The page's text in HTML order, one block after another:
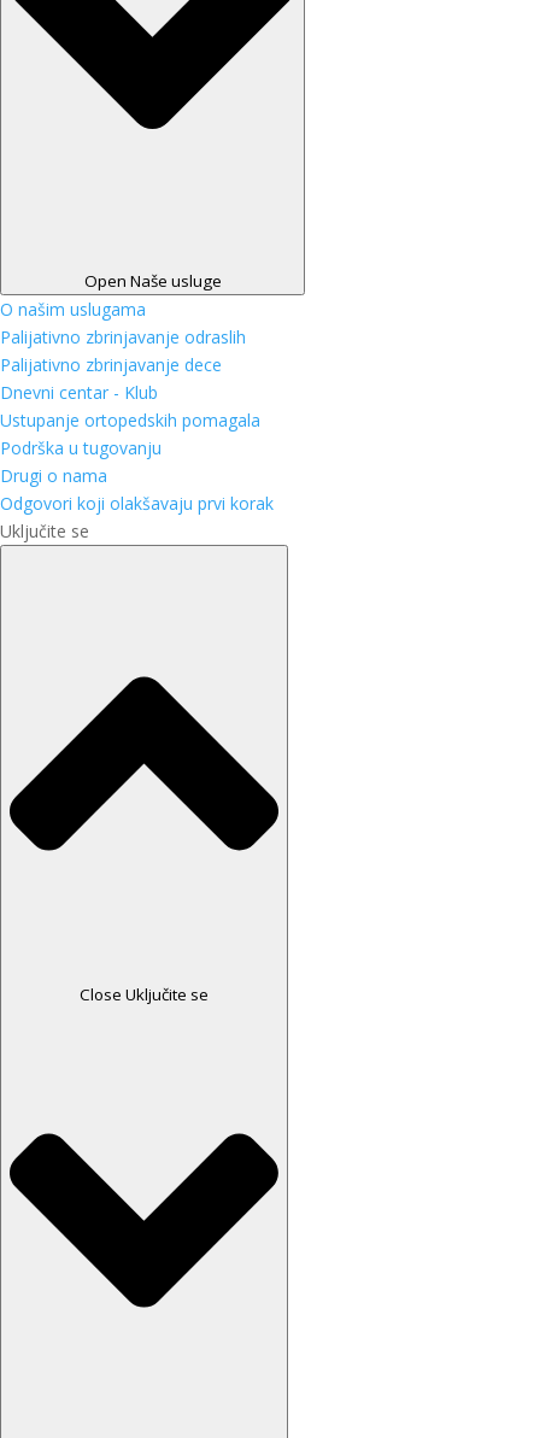
Open Naše usluge
O našim uslugama
Palijativno zbrinjavanje odraslih
Palijativno zbrinjavanje dece
Dnevni centar - Klub
Ustupanje ortopedskih pomagala
Podrška u tugovanju
Drugi o nama
Odgovori koji olakšavaju prvi korak
Uključite se
Close Uključite se